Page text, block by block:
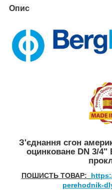
Опис
З'єднання сгон
оцинковане DN 3/4"
ПОШИСТЬ ТОВАР:
perehodnik-